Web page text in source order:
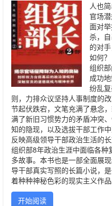
人也
官场
面对
杀，
的对
如何
组织
成功
纷乱
则，力排众议坚持人事制度的
节起伏跌宕，文笔充满了悬念
满了新旧习惯势力的矛盾冲突
知的隐现，以及选拔干部工作
反映高级领导干部政治生活的
组织部8年政治生涯中面临各
多故事。本书也是一部全面展
导干部真实写照的长篇小说，
着种种神秘色彩的现实主义作品
开始阅读